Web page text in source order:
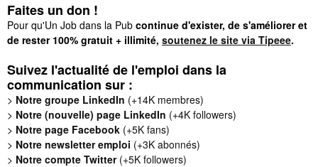
Faites un don !
Pour qu'Un Job dans la Pub continue d'exister, de s'améliorer et
de rester 100% gratuit + illimité, soutenez le site via Tipeee.
Suivez l'actualité de l'emploi dans la
communication sur :
> Notre groupe LinkedIn (+14K membres)
> Notre (nouvelle) page LinkedIn (+4K followers)
> Notre page Facebook (+5K fans)
> Notre newsletter emploi (+3K abonnés)
> Notre compte Twitter(+5K followers)